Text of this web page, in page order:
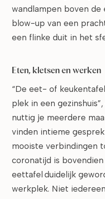
wandlampen boven
blow-up van een
een flinke duit in het
Eten, kletsen en werken
“De eet- of
plek in een
nuttig je meerdere
vinden intieme
mooiste verbindingen
coronatijd is
eettafel duidelijk
werkplek. Niet